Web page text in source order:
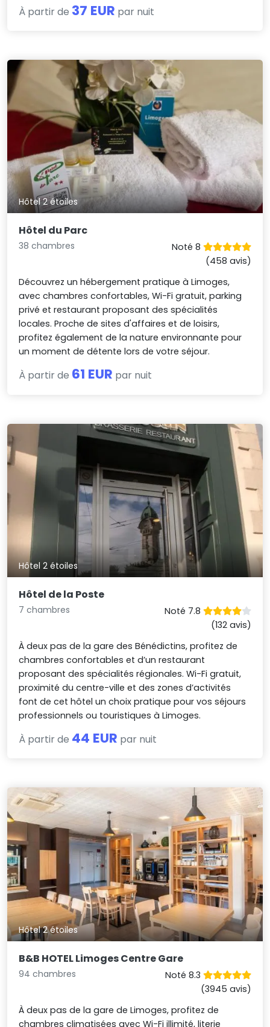
À partir de 37 EUR par nuit
Hôtel 2 étoiles
Hôtel du Parc
38 chambres
Noté 8
(458 avis)
Découvrez un hébergement pratique à Limoges,
avec chambres confortables, Wi-Fi gratuit, parking
privé et restaurant proposant des spécialités
locales. Proche de sites d'affaires et de loisirs,
profitez également de la nature environnante pour
un moment de détente lors de votre séjour.
À partir de 61 EUR par nuit
Hôtel 2 étoiles
Hôtel de la Poste
7 chambres
Noté 7.8
(132 avis)
À deux pas de la gare des Bénédictins, profitez de
chambres confortables et d’un restaurant
proposant des spécialités régionales. Wi-Fi gratuit,
proximité du centre-ville et des zones d’activités
font de cet hôtel un choix pratique pour vos séjours
professionnels ou touristiques à Limoges.
À partir de 44 EUR par nuit
Hôtel 2 étoiles
B&B HOTEL Limoges Centre Gare
94 chambres
Noté 8.3
(3945 avis)
À deux pas de la gare de Limoges, profitez de
chambres climatisées avec Wi-Fi illimité, literie